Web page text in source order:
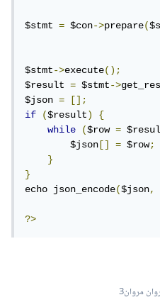
$stmt = $con->prepare(
$stmt->execute();
$result = $stmt->
$json =
[];
if
($result)
{
while
($row =
        $json
[] = $row;
}
}
echo json_encode($json,
?>
مروان3